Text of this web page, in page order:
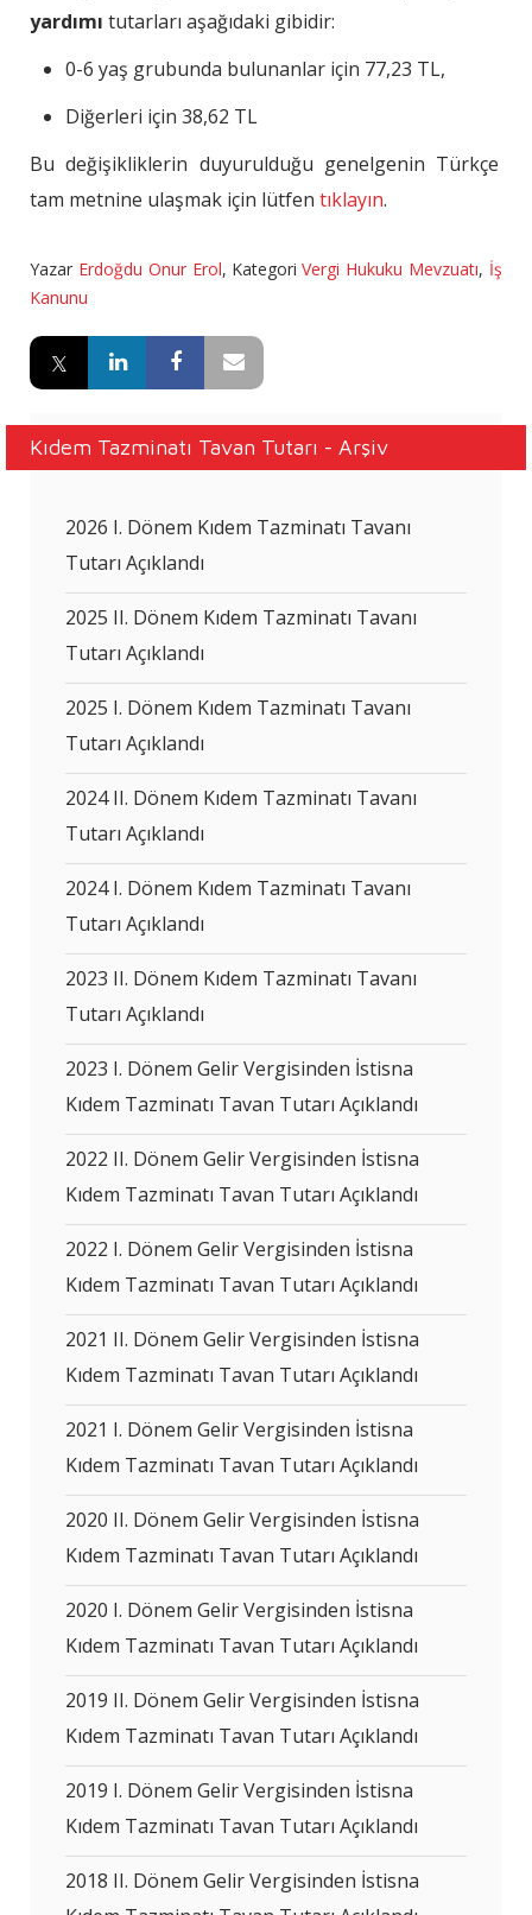
yardımı tutarları aşağıdaki gibidir:
0-6 yaş grubunda bulunanlar için 77,23 TL,
Diğerleri için 38,62 TL
Bu değişikliklerin duyurulduğu genelgenin Türkçe
tam metnine ulaşmak için lütfen tıklayın.
Yazar Erdoğdu Onur Erol, KategoriVergi Hukuku Mevzuatı, İş
Kanunu
Kıdem Tazminatı Tavan Tutarı - Arşiv
2026 I. Dönem Kıdem Tazminatı Tavanı
Tutarı Açıklandı
2025 II. Dönem Kıdem Tazminatı Tavanı
Tutarı Açıklandı
2025 I. Dönem Kıdem Tazminatı Tavanı
Tutarı Açıklandı
2024 II. Dönem Kıdem Tazminatı Tavanı
Tutarı Açıklandı
2024 I. Dönem Kıdem Tazminatı Tavanı
Tutarı Açıklandı
2023 II. Dönem Kıdem Tazminatı Tavanı
Tutarı Açıklandı
2023 I. Dönem Gelir Vergisinden İstisna
Kıdem Tazminatı Tavan Tutarı Açıklandı
2022 II. Dönem Gelir Vergisinden İstisna
Kıdem Tazminatı Tavan Tutarı Açıklandı
2022 I. Dönem Gelir Vergisinden İstisna
Kıdem Tazminatı Tavan Tutarı Açıklandı
2021 II. Dönem Gelir Vergisinden İstisna
Kıdem Tazminatı Tavan Tutarı Açıklandı
2021 I. Dönem Gelir Vergisinden İstisna
Kıdem Tazminatı Tavan Tutarı Açıklandı
2020 II. Dönem Gelir Vergisinden İstisna
Kıdem Tazminatı Tavan Tutarı Açıklandı
2020 I. Dönem Gelir Vergisinden İstisna
Kıdem Tazminatı Tavan Tutarı Açıklandı
2019 II. Dönem Gelir Vergisinden İstisna
Kıdem Tazminatı Tavan Tutarı Açıklandı
2019 I. Dönem Gelir Vergisinden İstisna
Kıdem Tazminatı Tavan Tutarı Açıklandı
2018 II. Dönem Gelir Vergisinden İstisna